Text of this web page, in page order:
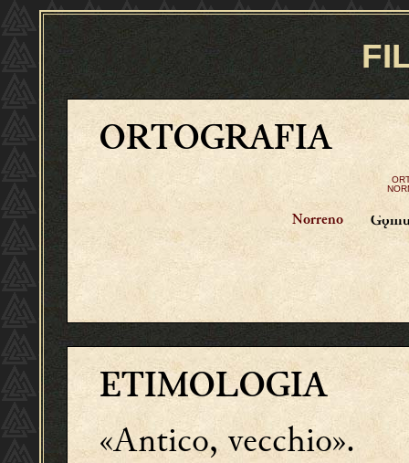
ORTOGRAFIA
Norreno
ETIMOLOGIA
«Antico, vecchio».